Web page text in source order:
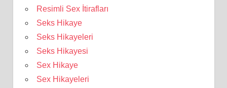
Resimli Sex İtirafları
Seks Hikaye
Seks Hikayeleri
Seks Hikayesi
Sex Hikaye
Sex Hikayeleri